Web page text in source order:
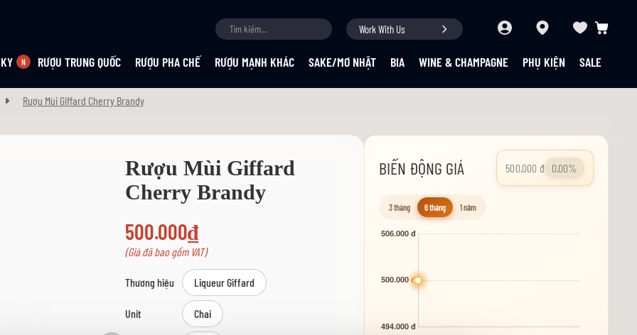
Work With Us
RƯỢU TRUNG QUỐC RƯỢU PHA CHẾ RƯỢU MẠNH KHÁC SAKE/MƠ NHẬT BIA WINE & CHAMPAGNE PHỤ KIỆN SALE
Rượu Mùi Giffard Cherry Brandy
Rượu Mùi Giffard
Cherry Brandy
500.000₫
(Giá đã bao gồm VAT)
Thương hiệu Liqueur Giffard
Unit Chai
BIẾN ĐỘNG GIÁ 500.000 đ 0.00%
3 tháng 6 tháng 1 năm